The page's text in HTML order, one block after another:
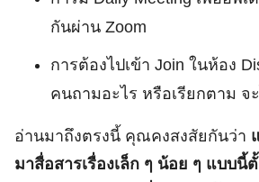
กันผ่าน Zoom
การต้องไปเข้า Join ในห้อง
คนถามอะไร หรือเรียกตาม
อ่านมาถึงตรงนี้ คุณคงสงสัยกันว่า
มาสื่อสารเรื่องเล็ก ๆ น้อย ๆ แบบนี้